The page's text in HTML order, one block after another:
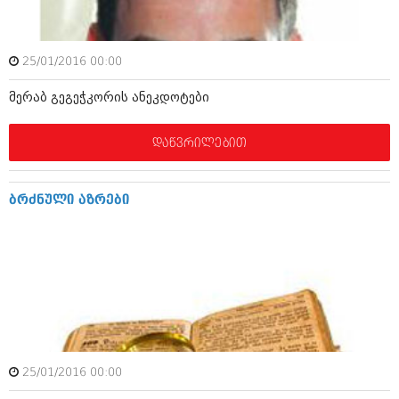
ნოემბერი 2017 (212)
ოქტომბერი 2017 (231)
სექტემბერი 2017 (261)
ივლისი 2017 (233)
ივნისი 2017 (265)
მაისი 2017 (216)
აპრილი 2017 (220)
მარტი 2017 (212)
იანვარი 2017 (246)
ივნისი 2016 (221)
მაისი 2016 (261)
მარტი 2016 (200)
თებერვალი 2016 (250)
25/01/2016 00:00
მერაბ გეგეჭკორის ანეკდოტები
დაწვრილებით
ბრძნული აზრები
25/01/2016 00:00